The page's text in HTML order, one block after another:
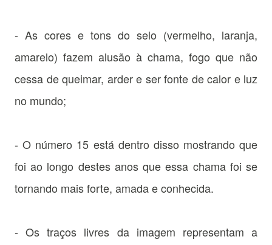
- As cores e tons do selo (vermelho, laranja,
amarelo) fazem alusão à chama, fogo que não
cessa de queimar, arder e ser fonte de calor e luz
no mundo;
- O número 15 está dentro disso mostrando que
foi ao longo destes anos que essa chama foi se
tornando mais forte, amada e conhecida.
- Os traços livres da imagem representam a